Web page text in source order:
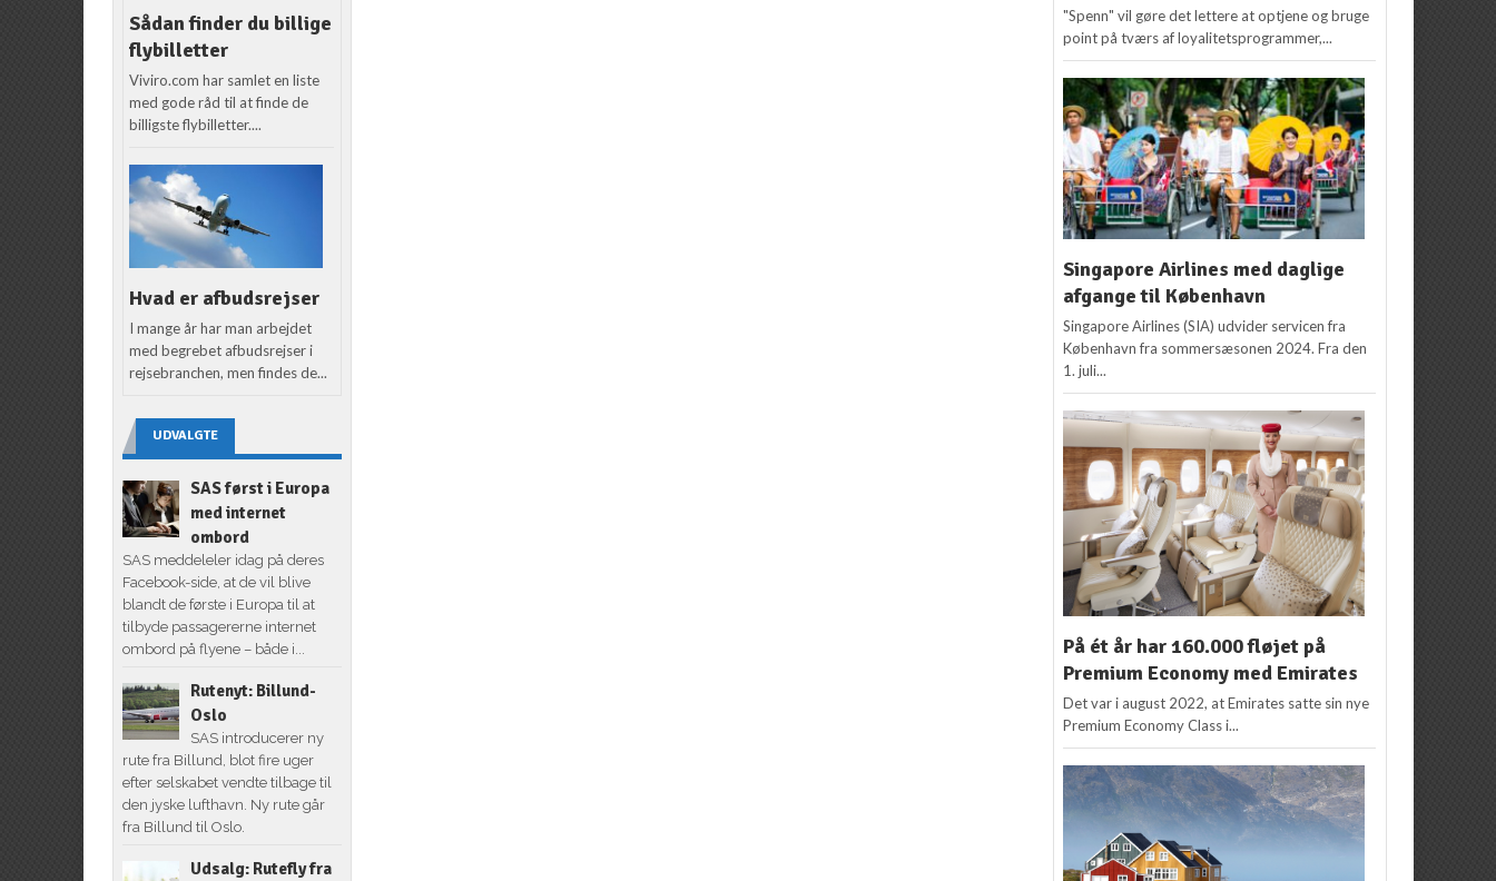
Sådan finder du billige
flybilletter
Viviro.com har samlet en liste
med gode råd til at finde de
billigste flybilletter....
Hvad er afbudsrejser
I mange år har man arbejdet
med begrebet afbudsrejser i
rejsebranchen, men findes de...
UDVALGTE
SAS først i Europa
med internet
ombord
SAS meddeleler idag på deres
Facebook-side, at de vil blive
blandt de første i Europa til at
tilbyde passagererne internet
ombord på flyene – både i...
Rutenyt: Billund-
Oslo
SAS introducerer ny
rute fra Billund, blot fire uger
efter selskabet vendte tilbage til
den jyske lufthavn. Ny rute går
fra Billund til Oslo.
Udsalg: Rutefly fra
"Spenn" vil gøre det lettere at optjene og bruge
point på tværs af loyalitetsprogrammer,...
Singapore Airlines med daglige
afgange til København
Singapore Airlines (SIA) udvider servicen fra
København fra sommersæsonen 2024. Fra den
1. juli...
På ét år har 160.000 fløjet på
Premium Economy med Emirates
Det var i august 2022, at Emirates satte sin nye
Premium Economy Class i...